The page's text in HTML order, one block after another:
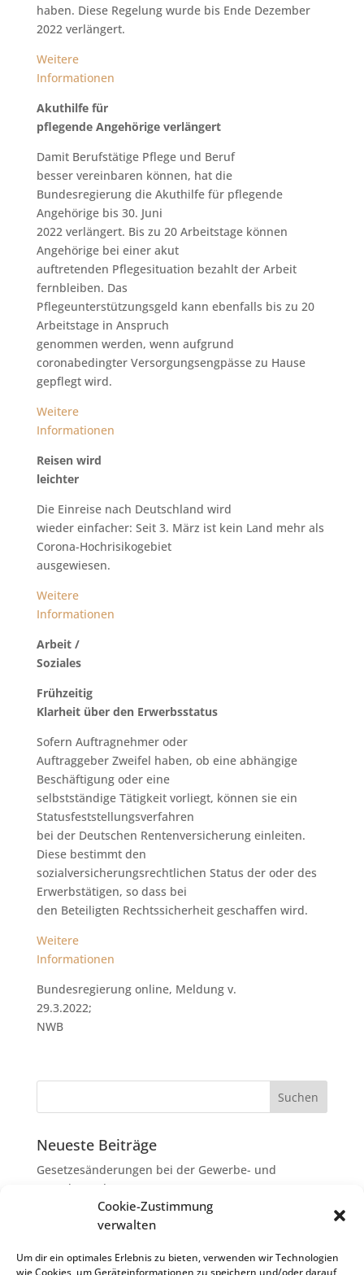
Cookie-Zustimmung
verwalten
Um dir ein optimales Erlebnis zu bieten, verwenden wir Technologien
wie Cookies, um Geräteinformationen zu speichern und/oder darauf
haben. Diese Regelung wurde bis Ende Dezember
2022 verlängert.
Weitere
Informationen
Akuthilfe für
pflegende Angehörige verlängert
Damit Berufstätige Pflege und Beruf
besser vereinbaren können, hat die
Bundesregierung die Akuthilfe für pflegende
Angehörige bis 30. Juni
2022 verlängert. Bis zu 20 Arbeitstage können
Angehörige bei einer akut
auftretenden Pflegesituation bezahlt der Arbeit
fernbleiben. Das
Pflegeunterstützungsgeld kann ebenfalls bis zu 20
Arbeitstage in Anspruch
genommen werden, wenn aufgrund
coronabedingter Versorgungsengpässe zu Hause
gepflegt wird.
Weitere
Informationen
Reisen wird
leichter
Die Einreise nach Deutschland wird
wieder einfacher: Seit 3. März ist kein Land mehr als
Corona-Hochrisikogebiet
ausgewiesen.
Weitere
Informationen
Arbeit /
Soziales
Frühzeitig
Klarheit über den Erwerbsstatus
Sofern Auftragnehmer oder
Auftraggeber Zweifel haben, ob eine abhängige
Beschäftigung oder eine
selbstständige Tätigkeit vorliegt, können sie ein
Statusfeststellungsverfahren
bei der Deutschen Rentenversicherung einleiten.
Diese bestimmt den
sozialversicherungsrechtlichen Status der oder des
Erwerbstätigen, so dass bei
den Beteiligten Rechtssicherheit geschaffen wird.
Weitere
Informationen
Bundesregierung online, Meldung v.
29.3.2022;
NWB
Neueste Beiträge
Gesetzesänderungen bei der Gewerbe- und
Grunderwerbsteuer
Erbschaftsteuer: Rechtsanwaltskosten bei Streit über
Erbauseinandersetzung als
Nachlassverbindlichkeiten